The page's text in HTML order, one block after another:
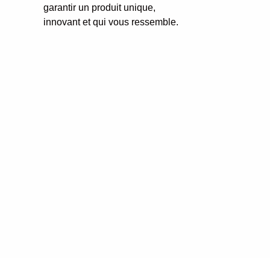
garantir un produit unique,
innovant et qui vous ressemble.